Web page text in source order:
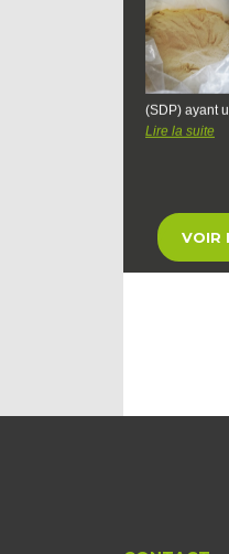
(SDP) ayant
Lire la suite
VOIR